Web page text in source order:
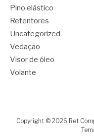
Pino elástico
Retentores
Uncategorized
Vedação
Visor de óleo
Volante
Copyright © 2026 Ret